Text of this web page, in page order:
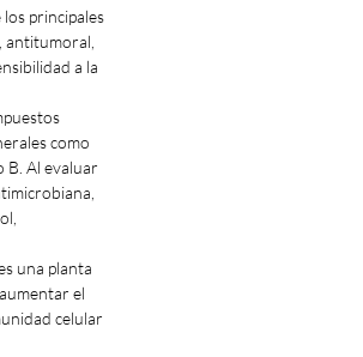
principales
antitumoral,
a la
como
B. Al evaluar
una planta
el
celular